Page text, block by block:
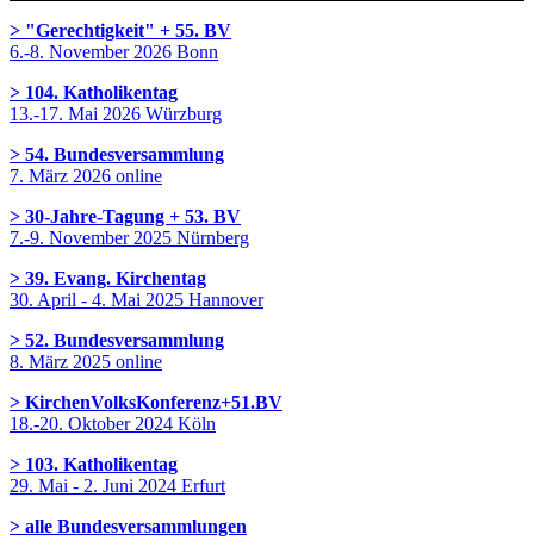
> "Gerechtigkeit" + 55. BV
6.-8. November 2026 Bonn
> 104. Katholikentag
13.-17. Mai 2026 Würzburg
> 54. Bundesversammlung
7. März 2026 online
> 30-Jahre-Tagung + 53. BV
7.-9. November 2025 Nürnberg
> 39. Evang. Kirchentag
30. April - 4. Mai 2025 Hannover
> 52. Bundesversammlung
8. März 2025 online
> KirchenVolksKonferenz+51.BV
18.-20. Oktober 2024 Köln
> 103. Katholikentag
29. Mai - 2. Juni 2024 Erfurt
> alle Bundesversammlungen